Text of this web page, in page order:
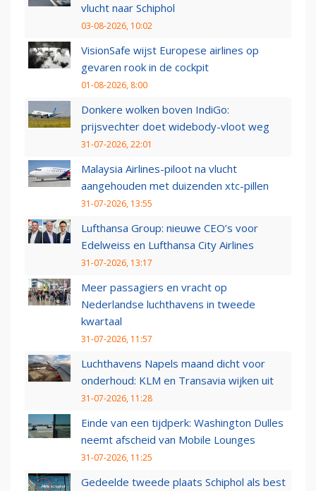
vlucht naar Schiphol
03-08-2026, 10:02
VisionSafe wijst Europese airlines op
gevaren rook in de cockpit
01-08-2026, 8:00
Donkere wolken boven IndiGo:
prijsvechter doet widebody-vloot weg
31-07-2026, 22:01
Malaysia Airlines-piloot na vlucht
aangehouden met duizenden xtc-pillen
31-07-2026, 13:55
Lufthansa Group: nieuwe CEO’s voor
Edelweiss en Lufthansa City Airlines
31-07-2026, 13:17
Meer passagiers en vracht op
Nederlandse luchthavens in tweede
kwartaal
31-07-2026, 11:57
Luchthavens Napels maand dicht voor
onderhoud: KLM en Transavia wijken uit
31-07-2026, 11:28
Einde van een tijdperk: Washington Dulles
neemt afscheid van Mobile Lounges
31-07-2026, 11:25
Gedeelde tweede plaats Schiphol als best